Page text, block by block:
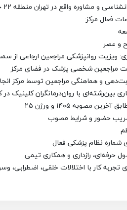
واقع در تهران منطقه ۲۲ جهت تکمیل تیم درمان، از روانپزشک دعوت به همکاری می‌نماید.
فعال مرکز:
و عصر
ویزیت روانپزشکی مراجعین ارجاعی از
مراجعین شخصی پزشک در فضای مرکز
و هماهنگی مراجعین توسط مرکز
بین‌رشته‌ای با روان‌درمانگران کلینیک
مصوبه ۱۴۰۵ و ورژن ۲۵
حضور و شرایط مصوب
شماره نظام پزشکی فعال
حرفه‌ای، رازداری و همکاری تیمی